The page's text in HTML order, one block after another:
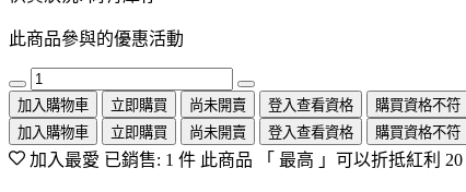
此商品參與的優惠活動
加入購物車 立即購買 尚未開賣 登入查看資格 購買資格不符
加入購物車
立即購買 尚未開賣 登入查看資格 購買資格不符
加入最愛 已銷售: 1 件 此商品 「 最高 」可以折抵紅利 20